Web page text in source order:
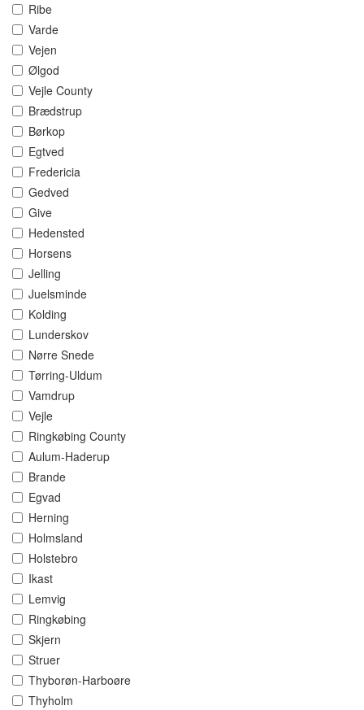
Ribe
Varde
Vejen
Ølgod
Vejle County
Brædstrup
Børkop
Egtved
Fredericia
Gedved
Give
Hedensted
Horsens
Jelling
Juelsminde
Kolding
Lunderskov
Nørre Snede
Tørring-Uldum
Vamdrup
Vejle
Ringkøbing County
Aulum-Haderup
Brande
Egvad
Herning
Holmsland
Holstebro
Ikast
Lemvig
Ringkøbing
Skjern
Struer
Thyborøn-Harboøre
Thyholm